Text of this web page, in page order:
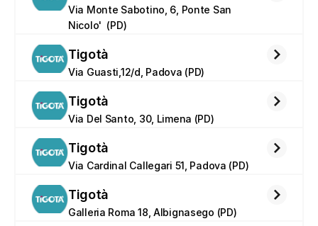
Via Monte Sabotino, 6, Ponte San
Nicolo'  (PD)
Tigotà
Via Guasti,12/d, Padova (PD)
Tigotà
Via Del Santo, 30, Limena (PD)
Tigotà
Via Cardinal Callegari 51, Padova (PD)
Tigotà
Galleria Roma 18, Albignasego (PD)